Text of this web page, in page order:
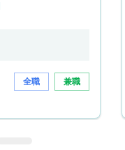
全職 兼職